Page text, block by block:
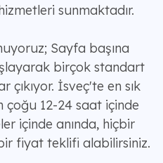
sunmaktadır.
Sayfa başına
birçok standart
çıkıyor. İsveç'te en sık
çoğu 12-24 saat içinde
içinde anında, hiçbir
fiyat teklifi alabilirsiniz.